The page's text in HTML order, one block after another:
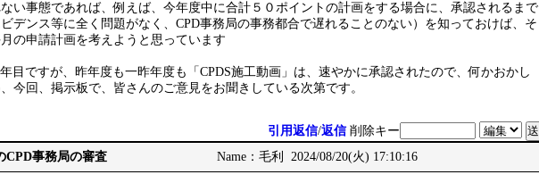
い事態であれば、例えば、今年度中に合計５０ポイントの計画をする場合に、承認されるまで
デンス等に全く問題がなく、CPD事務局の事務都合で遅れることのない）を知っておけば、そ
の申請計画を考えようと思っています
目ですが、昨年度も一昨年度も「CPDS施工動画」は、速やかに承認されたので、何かおかし
今回、掲示板で、皆さんのご意見をお聞きしている次第です。
引用返信/返信 削除キー
CPD事務局の審査 Name：毛利 2024/08/20(火) 17:10:16